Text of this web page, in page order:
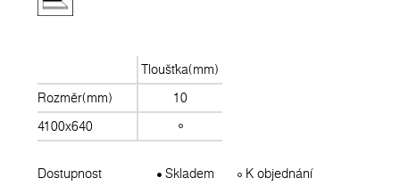
Tloušťka(mm)
Rozměr(mm)
10
4100x640
Dostupnost Skladem K objednání